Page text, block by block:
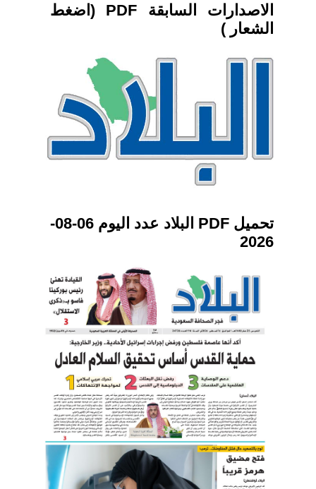
الاصدارات السابقة PDF (اضغط
الشعار )
تحميل PDF البلاد عدد اليوم 06-08-
2026